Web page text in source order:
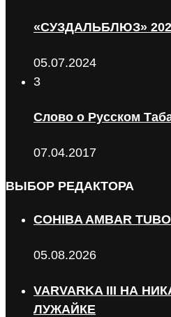
«СУЗДАЛЬБЛЮЗ»
05.07.2024
3
Слово о Русском
07.04.2017
ВЫБОР РЕДАКТОРА
COHIBA AMBAR
05.08.2026
VARVARKA III НА
ЛУЖАЙКЕ